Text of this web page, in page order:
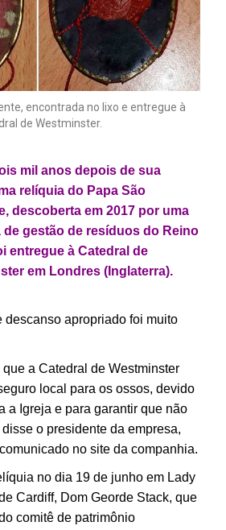
encontrada no lixo e entregue à
de Westminster.
mil anos depois de sua
relíquia do Papa São
descoberta em 2017 por uma
de gestão de resíduos do Reino
entregue à Catedral de
em Londres (Inglaterra).
descanso apropriado foi muito
a Catedral de Westminster
local para os ossos, devido
a Igreja e para garantir que não
o presidente da empresa,
no site da companhia.
no dia 19 de junho em Lady
Cardiff, Dom Georde Stack, que
comitê de patrimônio